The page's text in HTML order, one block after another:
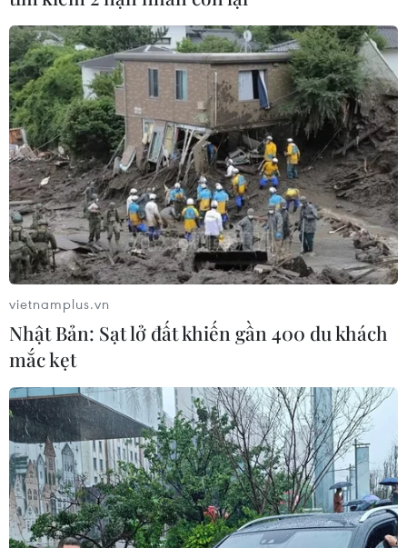
Sóc Trăng: Người dân cảnh giác không bị
lôi kéo về quê bằng xe máy
14/09/2021 01:18
Theo lãnh đạo Ban Tuyên giáo tỉnh Sóc Trăng, người
dân cần cảnh giác, bình tĩnh không nghe theo lời kêu
gọi trên mạng về việc về quê bằng xe máy để đảm bảo
phòng chống dịch.
vietnamplus.vn
Nhật Bản: Sạt lở đất khiến gần 400 du khách
mắc kẹt